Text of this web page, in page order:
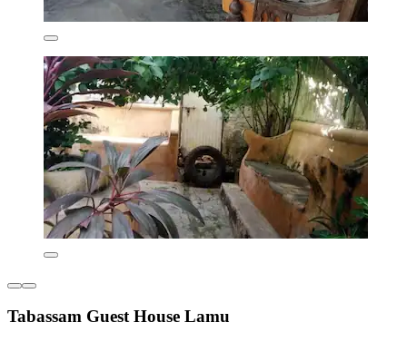
Tabassam Guest House Lamu